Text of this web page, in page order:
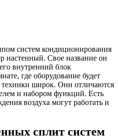
систем кондиционирования
настенный. Свое название он
внутренний блок
где оборудование будет
техники широк. Они отличаются
и набором функций. Есть
воздуха могут работать и
сплит систем